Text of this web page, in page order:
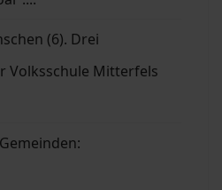
(6). Drei
Volksschule Mitterfels